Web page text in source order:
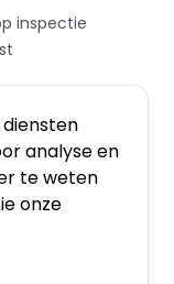
analyse en
te weten
onze
inspectie
of Kopen?